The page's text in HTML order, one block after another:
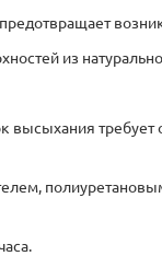
из
требует